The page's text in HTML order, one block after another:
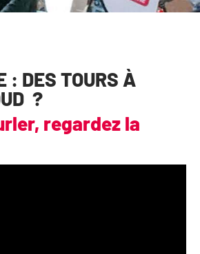
: DES TOURS À
?
regardez la